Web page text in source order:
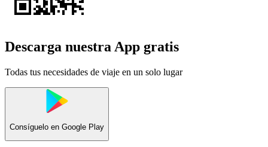
Descarga nuestra App gratis
Todas tus necesidades de viaje en un solo lugar
Consíguelo en Google Play